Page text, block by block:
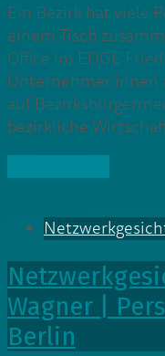
Ein Bezirk hat viele
einem Tisch
Office im EDGE
Unternehmer:innen
auf
bezirkliche
Wagner |
Berlin